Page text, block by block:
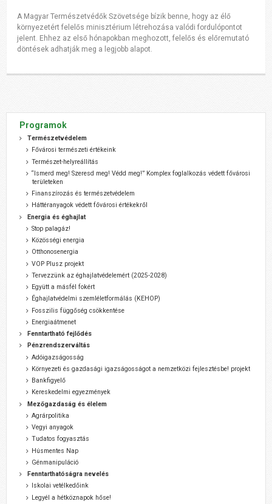
A Magyar Természetvédők Szövetsége bízik benne, hogy az élő
környezetért felelős minisztérium létrehozása valódi fordulópontot
jelent. Ehhez az első hónapokban meghozott, felelős és előremutató
döntések adhatják meg a legjobb alapot.
Programok
Természetvédelem
Fővárosi természeti értékeink
Természet-helyreállítás
“Ismerd meg! Szeresd meg! Védd meg!” Komplex foglalkozás védett fővárosi
területeken
Finanszírozás és természetvédelem
Háttéranyagok védett fővárosi értékekről
Energia és éghajlat
Stop palagáz!
Közösségi energia
Otthonosenergia
VOP Plusz projekt
Tervezzünk az éghajlatvédelemért (2025-2028)
Együtt a másfél fokért
Éghajlatvédelmi szemléletformálás (KEHOP)
Fosszilis függőség csökkentése
Energiaátmenet
Fenntartható fejlődés
Pénzrendszerváltás
Adóigazságosság
Környezeti és gazdasági igazságosságot a nemzetközi fejlesztésbe! projekt
Bankfigyelő
Kereskedelmi egyezmények
Mezőgazdaság és élelem
Agrárpolitika
Vegyi anyagok
Tudatos fogyasztás
Húsmentes Nap
Génmanipuláció
Fenntarthatóságra nevelés
Iskolai vetélkedőink
Legyél a hétköznapok hőse!